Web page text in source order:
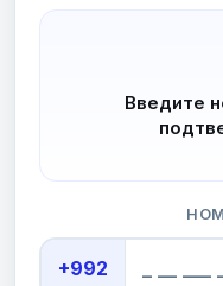
Введите
+992